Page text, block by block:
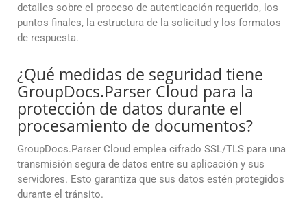
detalles sobre el proceso de autenticación requerido, los
puntos finales, la estructura de la solicitud y los formatos
de respuesta.
¿Qué medidas de seguridad tiene
GroupDocs.Parser Cloud para la
protección de datos durante el
procesamiento de documentos?
GroupDocs.Parser Cloud emplea cifrado SSL/TLS para una
transmisión segura de datos entre su aplicación y sus
servidores. Esto garantiza que sus datos estén protegidos
durante el tránsito.